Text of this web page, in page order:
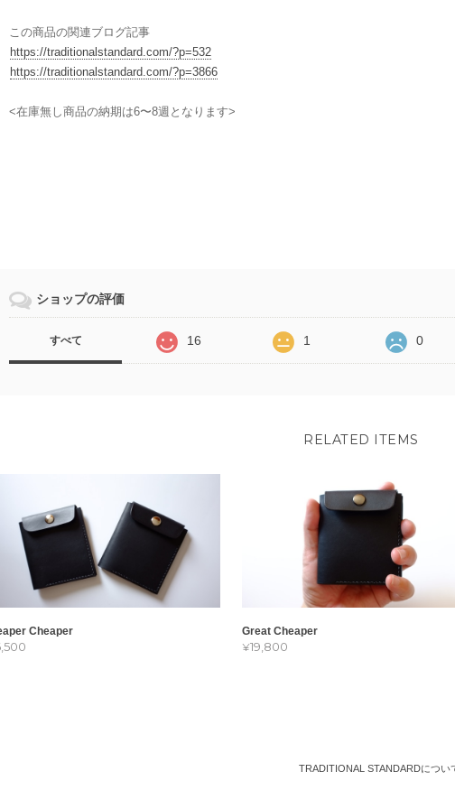
この商品の関連ブログ記事
https://traditionalstandard.com/?p=532
https://traditionalstandard.com/?p=3866
<在庫無し商品の納期は6〜8週となります>
ショップの評価
すべて 16 1 0
RELATED ITEMS
Cheaper Great Cheaper
¥19,800
TRADITIONAL STANDARDについ